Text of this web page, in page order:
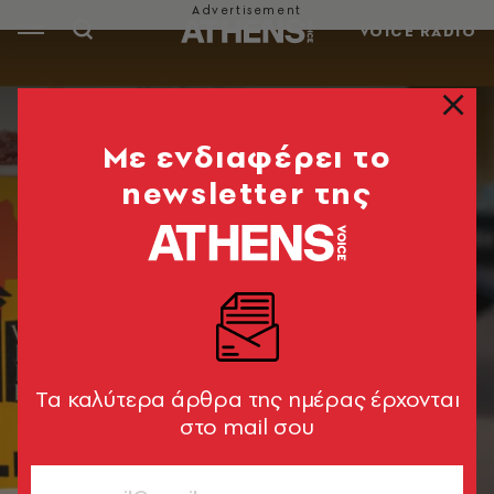
VOICE RADIO
Mε ενδιαφέρει το
newsletter της
Tα καλύτερα άρθρα της ημέρας έρχονται
στο mail σου